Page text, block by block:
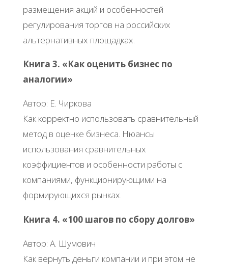
размещения акций и особенностей
регулирования торгов на российских
альтернативных площадках.
Книга 3. «Как оценить бизнес по
аналогии»
Автор: Е. Чиркова
Как корректно использовать сравнительный
метод в оценке бизнеса. Нюансы
использования сравнительных
коэффициентов и особенности работы с
компаниями, функционирующими на
формирующихся рынках.
Книга 4. «100 шагов по сбору долгов»
Автор: А. Шумович
Как вернуть деньги компании и при этом не